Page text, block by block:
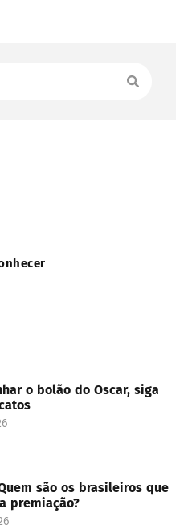
o bolão do Oscar, siga
são os brasileiros que
premiação?